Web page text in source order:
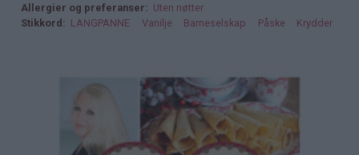
Allergier og preferanser
Uten nøtter
Stikkord
LANGPANNE Vanilje Barneselskap Påske Krydder